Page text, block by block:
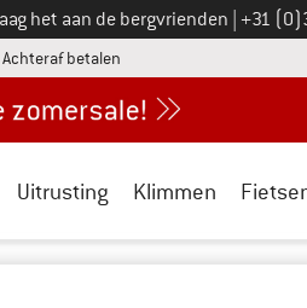
het aan de bergvrienden Bel ons
+31
Achteraf betalen vind de
Uitrusting Klimmen